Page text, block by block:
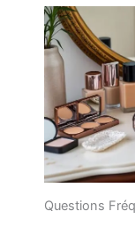
Questions